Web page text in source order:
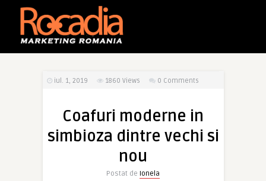
iul. 1, 2019 1860 Views 0 Comments
Coafuri moderne in
simbioza dintre vechi si
nou
Postat de Ionela